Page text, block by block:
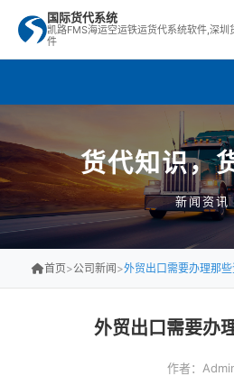
国际货代系统
凯路FMS海运空运铁运货代系统软件,深
件
货代知识，
新闻资讯
首页>公司新闻 >外贸出口需要办理那
外贸出口需要办
作者：